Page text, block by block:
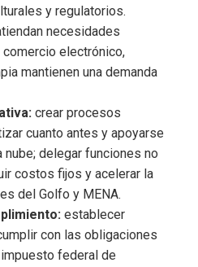
y regulatorios.
necesidades
electrónico,
mantienen una demanda
crear procesos
cuanto antes y apoyarse
delegar funciones no
costos fijos y acelerar la
del Golfo y MENA.
establecer
con las obligaciones
federal de